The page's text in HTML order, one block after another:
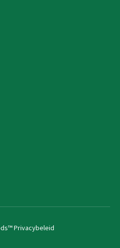
Privacybeleid